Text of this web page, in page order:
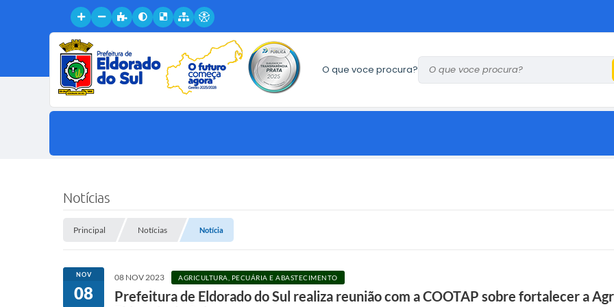
O que voce procura?
Notícias
Principal Notícias Notícia
NOV
08
08 NOV 2023 AGRICULTURA, PECUÁRIA E ABASTECIMENTO
Prefeitura de Eldorado do Sul realiza reunião com a COOTAP sobre fortalecer a
s